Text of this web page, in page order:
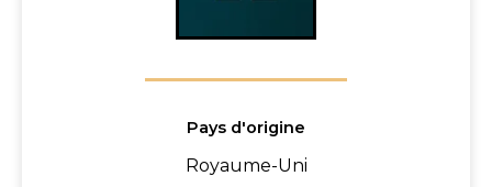
Pays d'origine
Royaume-Uni